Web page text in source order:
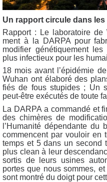
Un rap­port cir­cule dans
Rap­port : Le labo­ra­toire
ment à la DARPA pour
modi­fier géné­ti­que­ment
plus infec­tieux pour les
18 mois avant l’é­pi­dé­mie
Wuhan ont éla­bo­ré des
fiés de fous stu­pides ; Un
peut-être exé­cu­tés de toute
La DARPA a com­man­dé et
des chi­mères de
l’Hu­ma­ni­té dépen­dante
com­mencent par vou­loir en
temps et 5 dans un second
plus clean à leur
sor­tis de leurs usines
portes que nous sommes,
sont mon­tré du doigt pour